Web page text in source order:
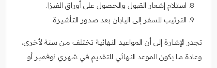
استلام إشعار القبول والحصول على أوراق الفيزا.
الترتيب للسفر إلى اليابان بعد صدور التأشيرة.
تجدر الإشارة إلى أن المواعيد النهائية تختلف من سنة لأخرى،
وعادة ما يكون الموعد النهائي للتقديم في شهري نوفمبر أو